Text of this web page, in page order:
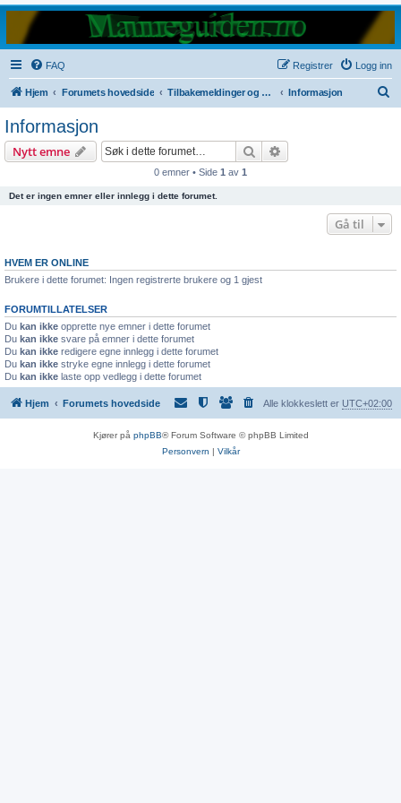
FAQ Logg inn
Registrer
Hjem Forumets hovedside Tilbakemeldinger og nyheter om Manneguiden Informasjon
Informasjon
Nytt emne Søk
0 emner • Side 1 av 1
Det er ingen emner eller innlegg i dette forumet.
Gå til
HVEM ER ONLINE
Brukere i dette forumet: Ingen registrerte brukere og 1 gjest
FORUMTILLATELSER
Du kan ikke opprette nye emner i dette forumet
Du kan ikke svare på emner i dette forumet
Du kan ikke redigere egne innlegg i dette forumet
Du kan ikke stryke egne innlegg i dette forumet
Du kan ikke laste opp vedlegg i dette forumet
Hjem Forumets hovedside Alle klokkeslett er UTC+02:00
Kjører på phpBB® Forum Software © phpBB Limited
Personvern | Vilkår